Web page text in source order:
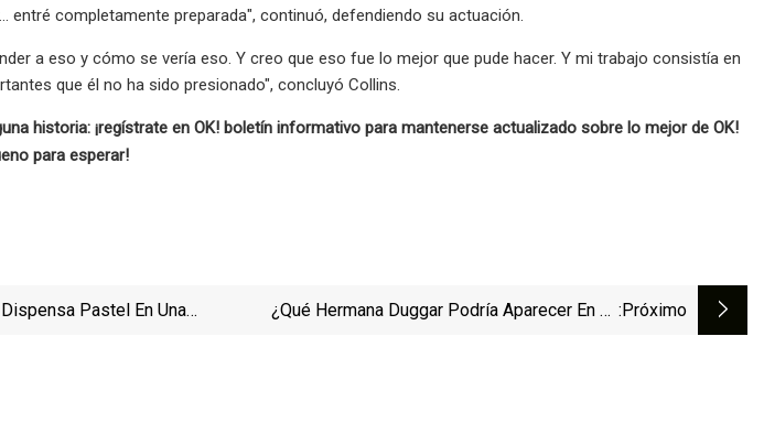
entré completamente preparada", continuó, defendiendo su actuación.
a eso y cómo se vería eso. Y creo que eso fue lo mejor que pude hacer. Y mi trabajo consistía en
que él no ha sido presionado", concluyó Collins.
historia: ¡regístrate en OK! boletín informativo para mantenerse actualizado sobre lo mejor de OK!
para esperar!
Pastel En Una
¿Qué Hermana Duggar Podría Aparecer En La :próximo